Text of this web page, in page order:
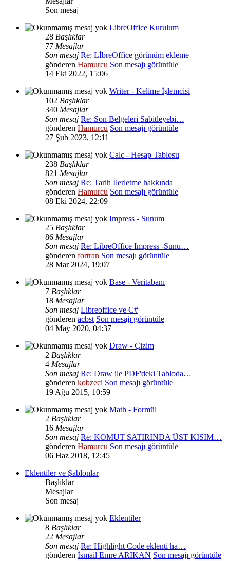
Son mesaj
LibreOffice Kurulum
28 Başlıklar
77 Mesajlar
Son mesaj Re: LİbreOffice görünüm ekleme
gönderen Hamurcu Son mesajı görüntüle
14 Eki 2022, 15:06
Writer - Kelime İşlemcisi
102 Başlıklar
340 Mesajlar
Son mesaj Re: Son Belgeleri Sabitleyebi…
gönderen Hamurcu Son mesajı görüntüle
27 Şub 2023, 12:11
Calc - Hesap Tablosu
238 Başlıklar
821 Mesajlar
Son mesaj Re: Tarih İlerletme hakkında
gönderen Hamurcu Son mesajı görüntüle
08 Eki 2024, 22:09
Impress - Sunum
25 Başlıklar
86 Mesajlar
Son mesaj Re: LibreOffice Impress -Sunu…
gönderen fortran Son mesajı görüntüle
28 Mar 2024, 19:07
Base - Veritabanı
7 Başlıklar
18 Mesajlar
Son mesaj Libreoffice ve C#
gönderen acbst Son mesajı görüntüle
04 May 2020, 04:37
Draw - Çizim
2 Başlıklar
4 Mesajlar
Son mesaj Re: Draw ile PDF'deki Tabloda…
gönderen kobzeci Son mesajı görüntüle
19 Ağu 2015, 10:59
Math - Formül
2 Başlıklar
16 Mesajlar
Son mesaj Re: KOMUT SATIRINDA ÜST KISIM…
gönderen Hamurcu Son mesajı görüntüle
06 Haz 2018, 12:45
Eklentiler ve Şablonlar
Başlıklar
Mesajlar
Son mesaj
Eklentiler
8 Başlıklar
22 Mesajlar
Son mesaj Re: Highlight Code eklenti ha…
gönderen İsmail Emre ARIKAN Son mesajı görüntüle